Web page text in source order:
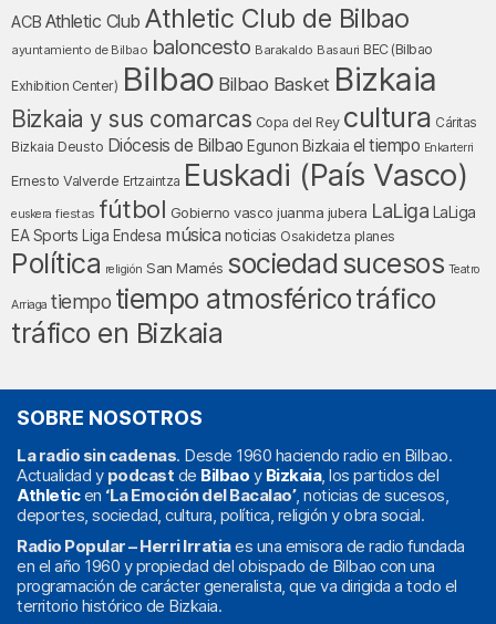
ACB Athletic Club Athletic Club de Bilbao
ayuntamiento de Bilbao baloncesto Barakaldo Basauri BEC (Bilbao
Exhibition Center) Bilbao Bilbao Basket Bizkaia
Bizkaia y sus comarcas Copa del Rey cultura Cáritas
Bizkaia Deusto Diócesis de Bilbao Egunon Bizkaia el tiempo Enkarterri
Ernesto Valverde Ertzaintza Euskadi (País Vasco)
euskera fiestas fútbol Gobierno vasco juanma jubera LaLiga LaLiga
EA Sports Liga Endesa música noticias Osakidetza planes
Política religión San Mamés sociedad sucesos Teatro
Arriaga tiempo tiempo atmosféricotráfico
tráfico en Bizkaia
SOBRE NOSOTROS
La radio sin cadenas. Desde 1960 haciendo radio en Bilbao.
Actualidad y podcast de Bilbao y Bizkaia, los partidos del
Athleticen ‘La Emoción del Bacalao’, noticias de sucesos,
deportes, sociedad, cultura, política, religión y obra social.
Radio Popular – Herri Irratiaes una emisora de radio fundada
en el año 1960 y propiedad del obispado de Bilbao con una
programación de carácter generalista, que va dirigida a todo el
territorio histórico de Bizkaia.